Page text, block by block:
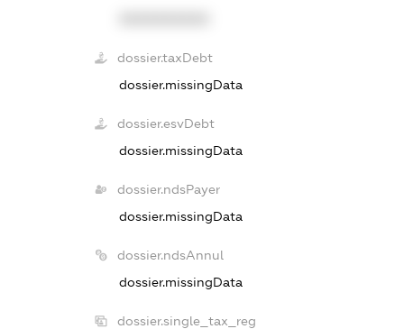
dossier.taxDebt
dossier.missingData
dossier.esvDebt
dossier.missingData
dossier.ndsPayer
dossier.missingData
dossier.ndsAnnul
dossier.missingData
dossier.single_tax_reg